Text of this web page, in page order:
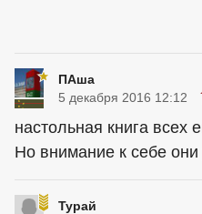
ПАша
5 декабря 2016 12:12
настольная книга всех
Но внимание к себе
Турай